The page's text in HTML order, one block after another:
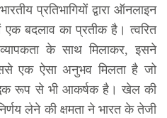
प्रतिभागियों द्वारा ऑनलाइन
बदलाव का प्रतीक है। त्वरित
के साथ मिलाकर, इसने
एक ऐसा अनुभव मिलता है जो
रूप से भी आकर्षक है। खेल की
लेने की क्षमता ने भारत के तेजी